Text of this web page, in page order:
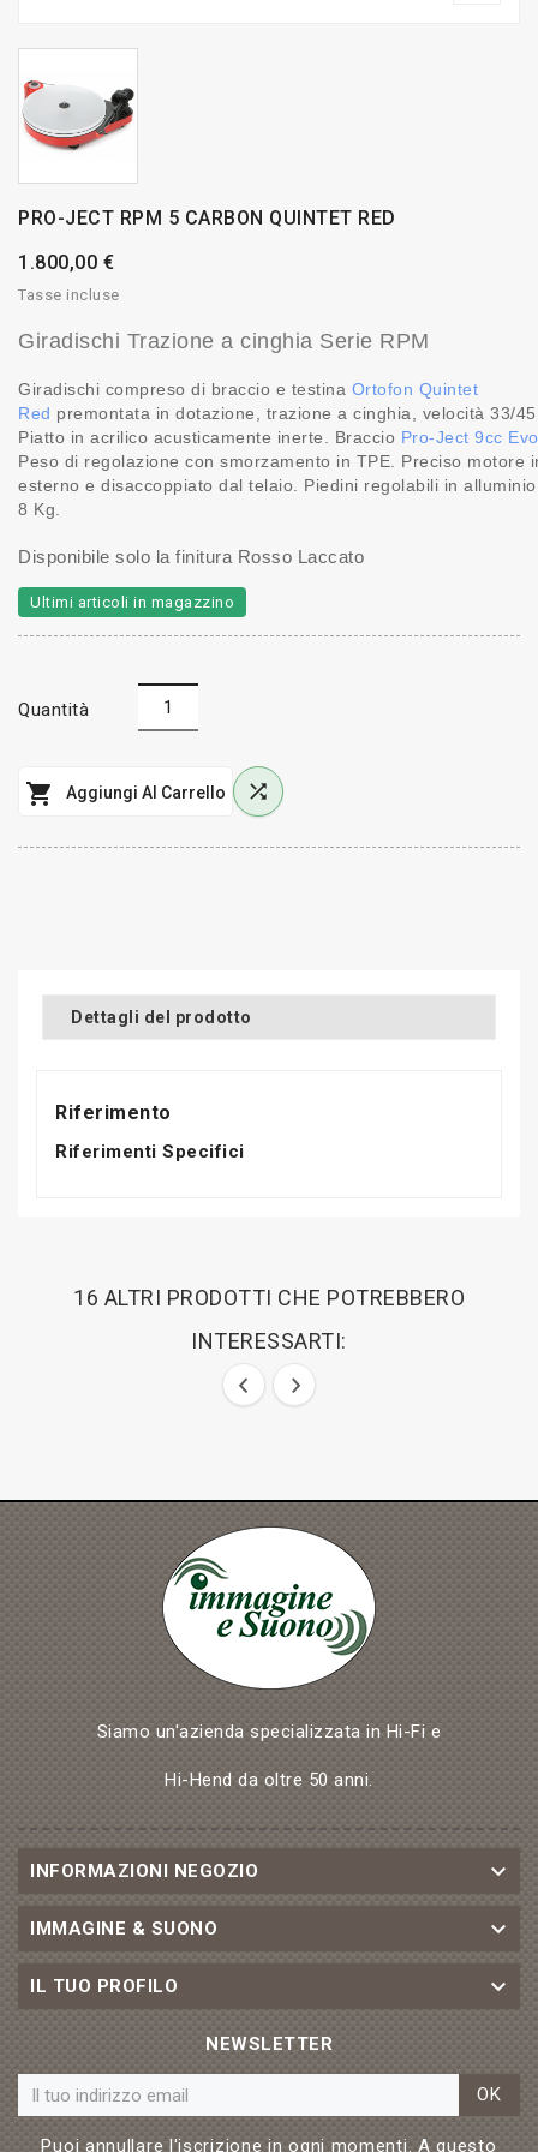
PRO-JECT RPM 5 CARBON QUINTET RED
1.800,00 €
Tasse incluse
Giradischi Trazione a cinghia Serie RPM
Giradischi compreso di braccio e testina Ortofon Quintet
Red premontata in dotazione, trazione a cinghia, velocità 33/
Piatto in acrilico acusticamente inerte. Braccio Pro-Ject 9cc
Peso di regolazione con smorzamento in TPE. Preciso motore
esterno e disaccoppiato dal telaio. Piedini regolabili in
8 Kg.
Disponibile solo la finitura Rosso Laccato
Ultimi articoli in magazzino
Quantità
 Aggiungi Al Carrello 
Dettagli del prodotto
Riferimento
Riferimenti Specifici
16 ALTRI PRODOTTI CHE POTREBBERO
INTERESSARTI:
Siamo un'azienda specializzata in Hi-Fi e
Hi-Hend da oltre 50 anni.
INFORMAZIONI NEGOZIO 
IMMAGINE & SUONO 
IL TUO PROFILO 
NEWSLETTER
OK
Puoi annullare l'iscrizione in ogni momenti. A questo